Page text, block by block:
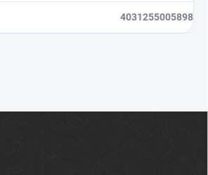
4031255005898